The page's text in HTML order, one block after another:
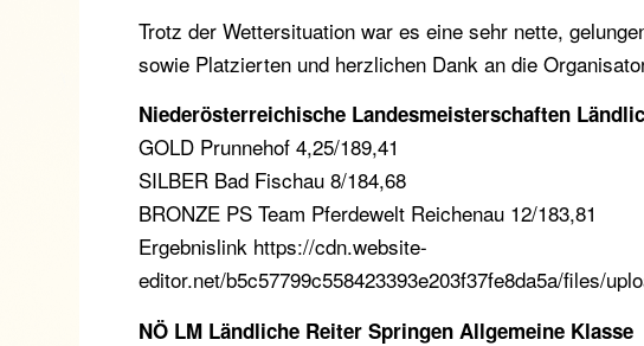
Trotz der Wettersituation war es eine sehr nette,
sowie Platzierten und herzlichen Dank an die
Niederösterreichische Landesmeisterschaften
GOLD Prunnehof 4,25/189,41
SILBER Bad Fischau 8/184,68
BRONZE PS Team Pferdewelt Reichenau 12/183,81
Ergebnislink https://cdn.website-
editor.net/b5c57799c558423393e203f37fe8da5a/files/
NÖ LM Ländliche Reiter Springen Allgemeine Klasse